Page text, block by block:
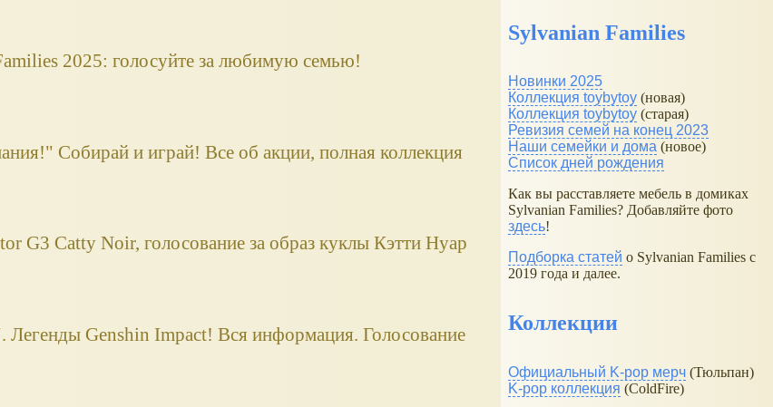
2025: голосуйте за любимую семью!
Собирай и играй! Все об акции, полная коллекция
G3 Catty Noir, голосование за образ куклы Кэтти Нуар
Genshin Impact! Вся информация. Голосование
Sylvanian Families
Новинки 2025
Коллекция toybytoy (новая)
Коллекция toybytoy (старая)
Ревизия семей на конец 2023
Наши семейки и дома (новое)
Список дней рождения
Как вы расставляете мебель в домиках
Sylvanian Families? Добавляйте фото
здесь!
Подборка статей о Sylvanian Families с
2019 года и далее.
Коллекции
Официальный K-pop мерч (Тюльпан)
K-pop коллекция (ColdFire)